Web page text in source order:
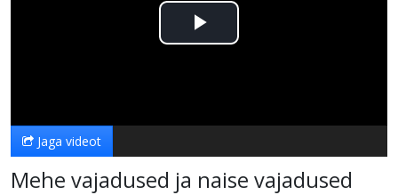
Esita
Jaga videot
Mehe vajadused ja naise vajadused